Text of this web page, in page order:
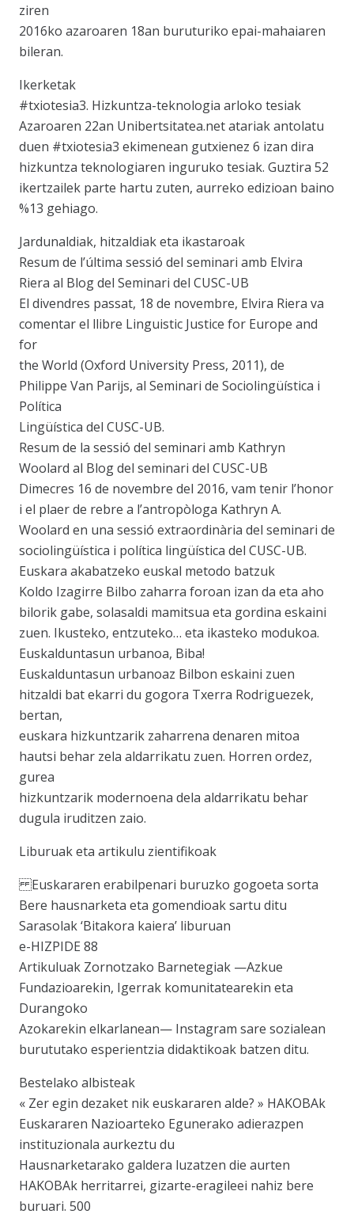
ziren
2016ko azaroaren 18an buruturiko epai-mahaiaren
bileran.
Ikerketak
#txiotesia3. Hizkuntza-teknologia arloko tesiak
Azaroaren 22an Unibertsitatea.net atariak antolatu
duen #txiotesia3 ekimenean gutxienez 6 izan dira
hizkuntza teknologiaren inguruko tesiak. Guztira 52
ikertzailek parte hartu zuten, aurreko edizioan baino
%13 gehiago.
Jardunaldiak, hitzaldiak eta ikastaroak
Resum de l’última sessió del seminari amb Elvira
Riera al Blog del Seminari del CUSC-UB
El divendres passat, 18 de novembre, Elvira Riera va
comentar el llibre Linguistic Justice for Europe and
for
the World (Oxford University Press, 2011), de
Philippe Van Parijs, al Seminari de Sociolingüística i
Política
Lingüística del CUSC-UB.
Resum de la sessió del seminari amb Kathryn
Woolard al Blog del seminari del CUSC-UB
Dimecres 16 de novembre del 2016, vam tenir l’honor
i el plaer de rebre a l’antropòloga Kathryn A.
Woolard en una sessió extraordinària del seminari de
sociolingüística i política lingüística del CUSC-UB.
Euskara akabatzeko euskal metodo batzuk
Koldo Izagirre Bilbo zaharra foroan izan da eta aho
bilorik gabe, solasaldi mamitsua eta gordina eskaini
zuen. Ikusteko, entzuteko… eta ikasteko modukoa.
Euskalduntasun urbanoa, Biba!
Euskalduntasun urbanoaz Bilbon eskaini zuen
hitzaldi bat ekarri du gogora Txerra Rodriguezek,
bertan,
euskara hizkuntzarik zaharrena denaren mitoa
hautsi behar zela aldarrikatu zuen. Horren ordez,
gurea
hizkuntzarik modernoena dela aldarrikatu behar
dugula iruditzen zaio.
Liburuak eta artikulu zientifikoak
Euskararen erabilpenari buruzko gogoeta sorta
Bere hausnarketa eta gomendioak sartu ditu
Sarasolak ‘Bitakora kaiera’ liburuan
e-HIZPIDE 88
Artikuluak Zornotzako Barnetegiak —Azkue
Fundazioarekin, Igerrak komunitatearekin eta
Durangoko
Azokarekin elkarlanean— Instagram sare sozialean
burututako esperientzia didaktikoak batzen ditu.
Bestelako albisteak
« Zer egin dezaket nik euskararen alde? » HAKOBAk
Euskararen Nazioarteko Egunerako adierazpen
instituzionala aurkeztu du
Hausnarketarako galdera luzatzen die aurten
HAKOBAk herritarrei, gizarte-eragileei nahiz bere
buruari. 500